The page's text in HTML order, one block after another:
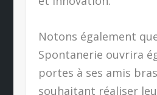
Notons également
Spontanerie ouvrira
portes à ses amis
souhaitant réaliser